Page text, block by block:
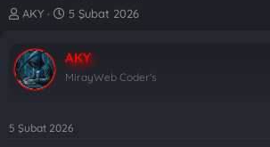
K
b
u
y
b
AKY
B
l
a
ı
5 Şubat 2026
AKY
MirayWeb Coder's
5 Şubat 2026